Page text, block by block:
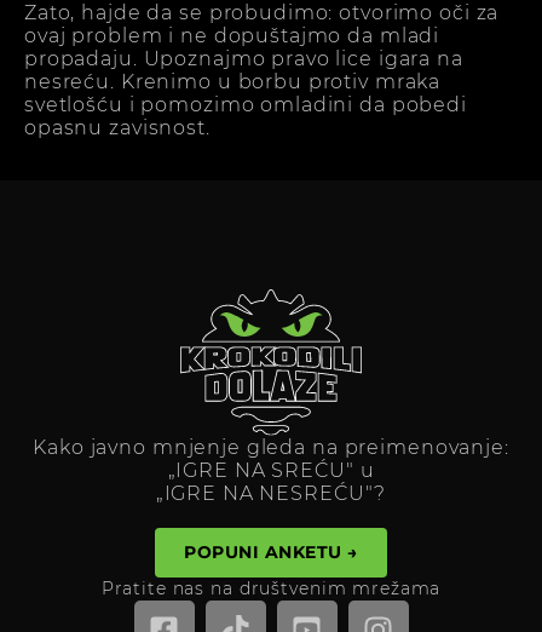
Zato, hajde da se probudimo: otvorimo oči za
ovaj problem i ne dopuštajmo da mladi
propadaju. Upoznajmo pravo lice igara na
nesreću. Krenimo u borbu protiv mraka
svetlošću i pomozimo omladini da pobedi
opasnu zavisnost.
Kako javno mnjenje gleda na preimenovanje:
„IGRE NA SREĆU" u
„IGRE NA NESREĆU"?
POPUNI ANKETU →
Pratite nas na društvenim mrežama